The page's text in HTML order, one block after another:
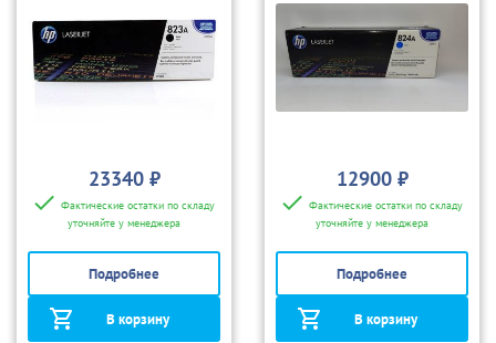
23340 ₽
Фактические остатки по складу
уточняйте у менеджера
Подробнее
В корзину
12900 ₽
Фактические остатки по складу
уточняйте у менеджера
Подробнее
В корзину